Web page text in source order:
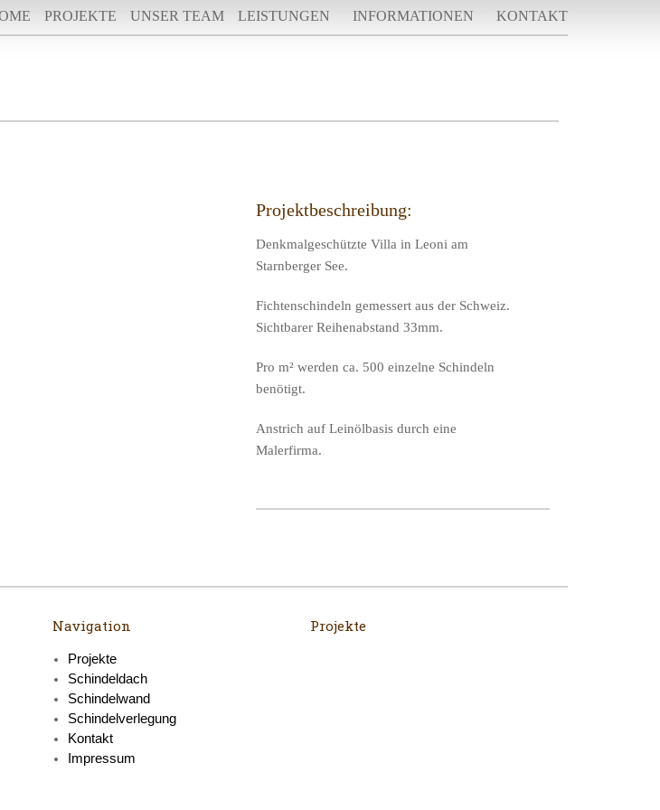
PROJEKTE UNSER TEAM LEISTUNGEN INFORMATIONEN KONTAKT
Projektbeschreibung:
Denkmalgeschützte Villa in Leoni am
Starnberger See.
Fichtenschindeln gemessert aus der Schweiz.
Sichtbarer Reihenabstand 33mm.
Pro m² werden ca. 500 einzelne Schindeln
benötigt.
Anstrich auf Leinölbasis durch eine
Malerfirma.
Navigation
Projekte
Schindeldach
Schindelwand
Schindelverlegung
Kontakt
Impressum
Projekte